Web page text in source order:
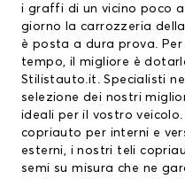
i graffi di un vicino poco
giorno la carrozzeria della
è posta a dura prova.
tempo, il migliore è
Stilistauto.it. Specialisti
selezione dei nostri
ideali per il vostro
copriauto per interni e
esterni, i nostri teli
semi su misura che ne